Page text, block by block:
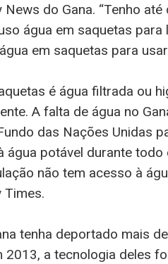
do Gana. “Tenho
água em saquetas
em saquetas para
é água filtrada ou
A falta de água no
das Nações Unidas
água potável durante
não tem acesso à
Times.
tenha deportado mais
2013, a tecnologia deles